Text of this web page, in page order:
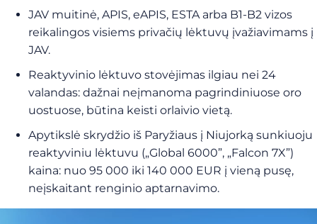
JAV muitinė, APIS, eAPIS, ESTA arba B1-B2 vizos
reikalingos visiems privačių lėktuvų įvažiavimams į
JAV.
Reaktyvinio lėktuvo stovėjimas ilgiau nei 24
valandas: dažnai neįmanoma pagrindiniuose oro
uostuose, būtina keisti orlaivio vietą.
Apytikslė skrydžio iš Paryžiaus į Niujorką sunkiuoju
reaktyviniu lėktuvu („Global 6000”, „Falcon 7X”)
kaina: nuo 95 000 iki 140 000 EUR į vieną pusę,
neįskaitant renginio aptarnavimo.